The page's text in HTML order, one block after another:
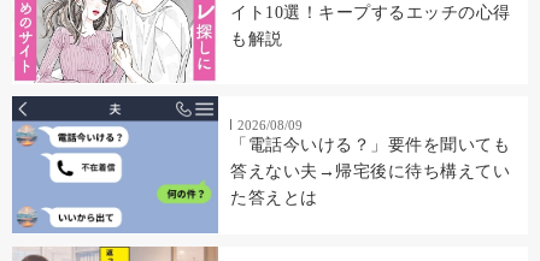
イト10選！キープするエッチの心得
も解説
2026/08/09
「電話今いける？」要件を聞いても
答えない夫→帰宅後に待ち構えてい
た答えとは